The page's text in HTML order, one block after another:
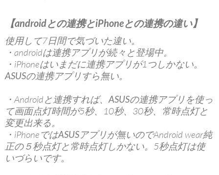
【androidとの連携とiPhoneとの連携の違い】
使用して7日間で気づいた違い。
・androidは連携アプリが続々と登場中。
・iPhoneはいまだに連携アプリが1つしかない。
ASUSの連携アプリすら無い。
・Androidと連携すれば、ASUSの連携アプリを使っ
て画面点灯時間が5秒、10秒、30秒、常時点灯と
変更出来る。
・iPhoneではASUS アプリが無いのでAndroid wear純
正の５秒点灯と常時点灯しかない。5秒点灯は使
いづらいです。